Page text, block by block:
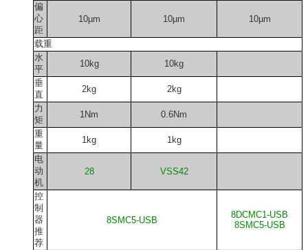
偏
心
距
10µm 10µm 10µm
载重
水
平
10kg
10kg
垂
直
2kg
2kg
力
矩
1Nm
0.6Nm
重
量
1kg
1kg
电
动
机
28 VSS42
控
制
器
推
荐
8SMC5-USB
8DCMC1-USB
8SMC5-USB